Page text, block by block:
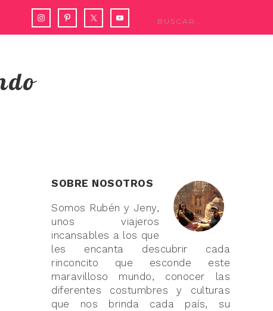
SOBRE NOSOTROS
Somos Rubén y Jeny,
unos viajeros
incansables a los que
les encanta descubrir cada
rinconcito que esconde este
maravilloso mundo, conocer las
diferentes costumbres y culturas
que nos brinda cada país, su